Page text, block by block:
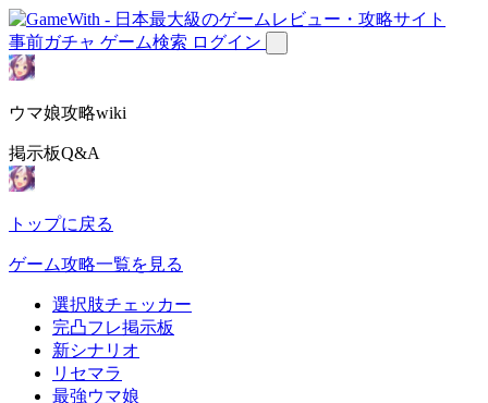
事前ガチャ ゲーム検索 ログイン
ウマ娘攻略wiki
掲示板Q&A
トップに戻る
ゲーム攻略一覧を見る
選択肢チェッカー
完凸フレ掲示板
新シナリオ
リセマラ
最強ウマ娘